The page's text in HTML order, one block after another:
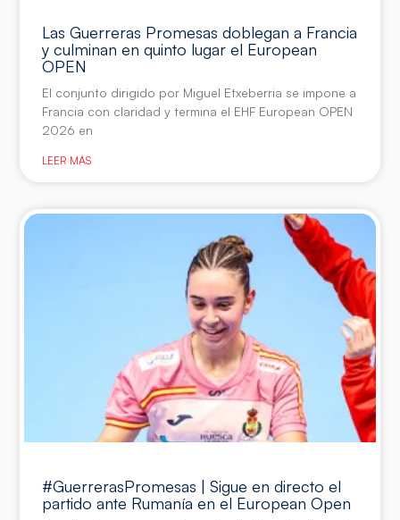
Las Guerreras Promesas doblegan a Francia
y culminan en quinto lugar el European
OPEN
El conjunto dirigido por Miguel Etxeberria se impone a
Francia con claridad y termina el EHF European OPEN
2026 en
LEER MÁS
#GuerrerasPromesas | Sigue en directo el
partido ante Rumanía en el European Open